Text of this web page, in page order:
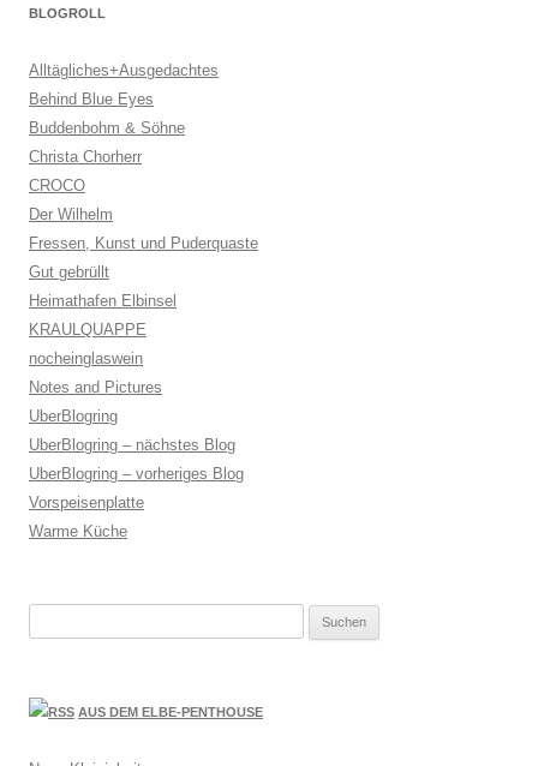
BLOGROLL
Alltägliches+Ausgedachtes
Behind Blue Eyes
Buddenbohm & Söhne
Christa Chorherr
CROCO
Der Wilhelm
Fressen, Kunst und Puderquaste
Gut gebrüllt
Heimathafen Elbinsel
KRAULQUAPPE
nocheinglaswein
Notes and Pictures
UberBlogring
UberBlogring – nächstes Blog
UberBlogring – vorheriges Blog
Vorspeisenplatte
Warme Küche
AUS DEM ELBE-PENTHOUSE